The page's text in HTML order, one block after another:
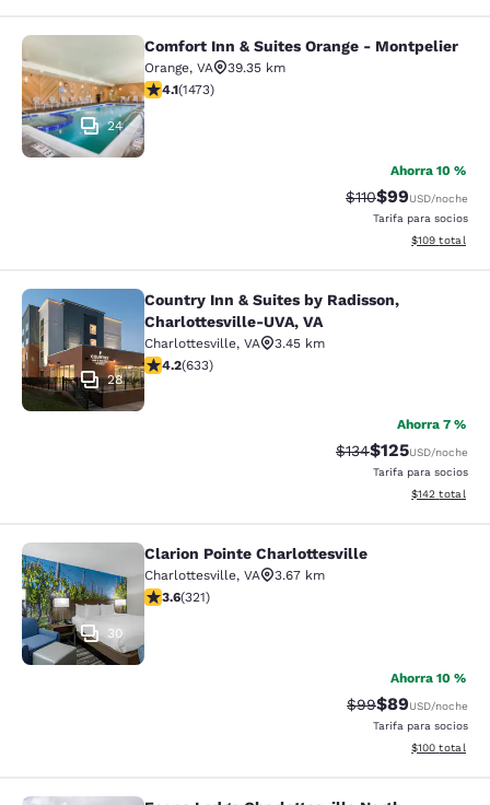
Comfort Inn & Suites Orange -
24
Comfort Inn & Suites Orange - Montpelier
Orange, VA
39.35 km
Calificación de 4.11 estrellas. Muy bueno. 1473 reseñas
4.1(1473)
Ahorra 10 %
Tarifa tachada:
$110Tarifa
$99USD/noche
Tarifa para socios
Ver detalles
$109 total
Country Inn & Suites by Radisson,
28
Country Inn & Suites by Radisson,
Charlottesville-UVA, VA
Charlottesville, VA
3.45 km
Calificación de 4.21 estrellas. Excelente. 633 reseñas
4.2(633)
Ahorra 7 %
Tarifa tachada:
$134Tarifa reducida:
$125USD/noche
Tarifa para socios
Ver detalles
$142 total
Clarion Pointe Charlottesville
30
Clarion Pointe Charlottesville
Charlottesville, VA
3.67 km
Calificación de 3.59 estrellas. Bueno. 321 reseñas
3.6(321)
Ahorra 10 %
Tarifa tachada:
$99Tarifa
$89USD/noche
Tarifa para socios
Ver detalles
$100 total